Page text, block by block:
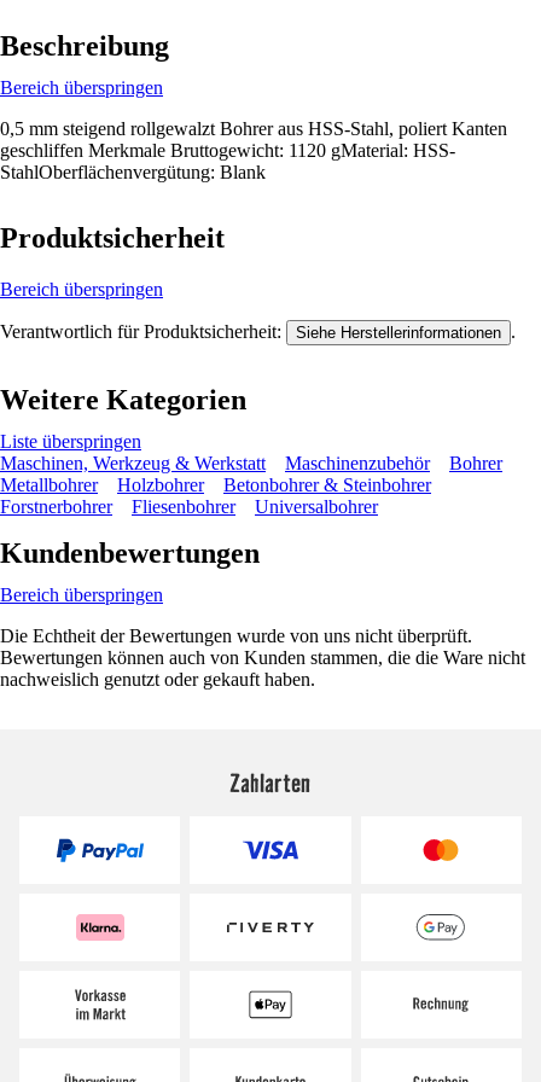
Beschreibung
Bereich überspringen
0,5 mm steigend rollgewalzt Bohrer aus HSS-Stahl, poliert Kanten
geschliffen Merkmale Bruttogewicht: 1120 gMaterial: HSS-
StahlOberflächenvergütung: Blank
Produktsicherheit
Bereich überspringen
Verantwortlich für Produktsicherheit: Siehe Herstellerinformationen .
Weitere Kategorien
Liste überspringen
Maschinen, Werkzeug & Werkstatt
Maschinenzubehör
Bohrer
Metallbohrer
Holzbohrer
Betonbohrer & Steinbohrer
Forstnerbohrer
Fliesenbohrer Universalbohrer
Kundenbewertungen
Bereich überspringen
Die Echtheit der Bewertungen wurde von uns nicht überprüft.
Bewertungen können auch von Kunden stammen, die die Ware nicht
nachweislich genutzt oder gekauft haben.
Zahlarten